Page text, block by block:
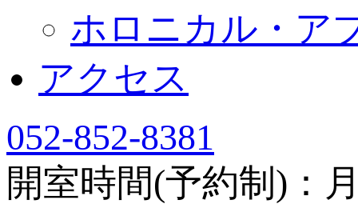
ホロニカル・ア
アクセス
052-852-8381
開室時間(予約制)：